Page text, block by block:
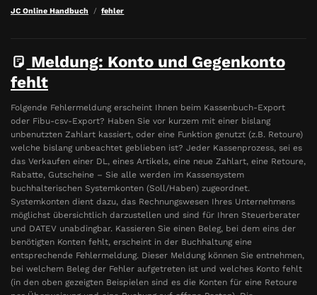
JC Online Handbuch fehler
Meldung: Konto und Gegenkonto
fehlt
Folgende Fehlermeldung erscheint Ihnen beim Kassenbuch-Export
oder Fibu-csv-Export? Haben Sie vor kurzem mit einer bislang
unbenutzten Zahlart kassiert, oder eine Funktion genutzt (z.B. Retoure)
welche bislang unbeachtet geblieben ist? Jeder Kassenprozess, sei es
das Verkaufen einer DL, eines Artikels, eine neue Zahlart, eine Retoure,
Rabatte, Gutscheine – Sie alle werden im Kassensystem
buchhalterischen Systemkonten (Soll/Haben) zugeordnet.
Systemkonten dient dazu, das Rechnungswesen Ihres Unternehmens
möglichst übersichtlich darzustellen und sind für Ihren Steuerberater
und DATEV unabdingbar. Kassieren Sie einen Beleg, bei dem eins der
benötigten Konten fehlt, erscheint in der Buchhaltung eine
entsprechende Fehlermeldung. Dieser Meldung können Sie entnehmen,
bei welchem Beleg der Fehler aufgetreten ist und welches Konto fehlt
(in den oben gezeigten Beispielen sind es die Konten für eine Retoure